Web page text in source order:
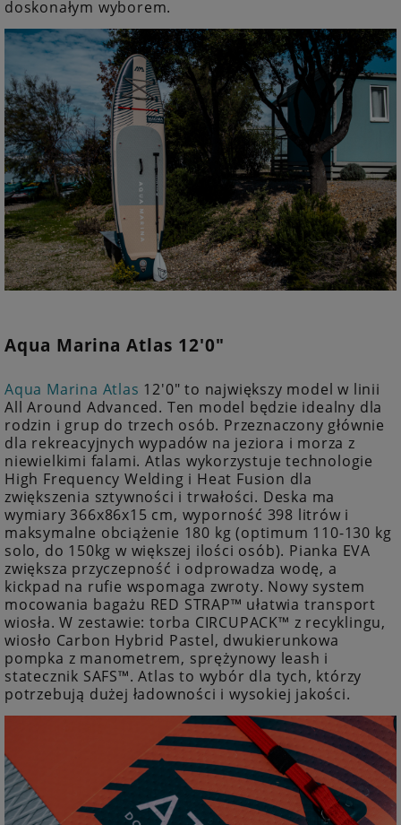
doskonałym wyborem.
Aqua Marina Atlas 12'0"
Aqua Marina Atlas 12'0" to największy model w linii
All Around Advanced. Ten model będzie idealny dla
rodzin i grup do trzech osób. Przeznaczony głównie
dla rekreacyjnych wypadów na jeziora i morza z
niewielkimi falami. Atlas wykorzystuje technologie
High Frequency Welding i Heat Fusion dla
zwiększenia sztywności i trwałości. Deska ma
wymiary 366x86x15 cm, wyporność 398 litrów i
maksymalne obciążenie 180 kg (optimum 110-130 kg
solo, do 150kg w większej ilości osób). Pianka EVA
zwiększa przyczepność i odprowadza wodę, a
kickpad na rufie wspomaga zwroty. Nowy system
mocowania bagażu RED STRAP™ ułatwia transport
wiosła. W zestawie: torba CIRCUPACK™ z recyklingu,
wiosło Carbon Hybrid Pastel, dwukierunkowa
pompka z manometrem, sprężynowy leash i
statecznik SAFS™. Atlas to wybór dla tych, którzy
potrzebują dużej ładowności i wysokiej jakości.